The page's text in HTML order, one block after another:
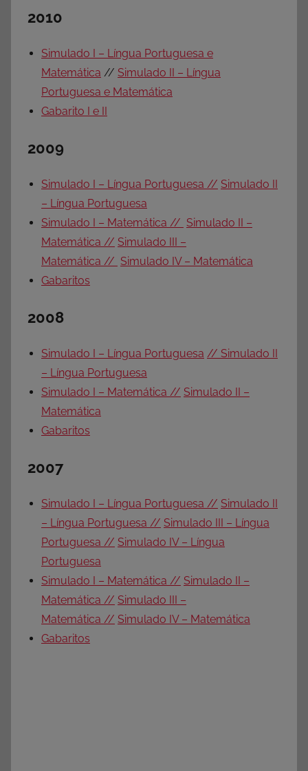
2010
Simulado I – Língua Portuguesa e
Matemática // Simulado II – Língua
Portuguesa e Matemática
Gabarito I e II
2009
Simulado I – Língua Portuguesa // Simulado II
– Língua Portuguesa
Simulado I – Matemática // Simulado II –
Matemática // Simulado III –
Matemática // Simulado IV – Matemática
Gabaritos
2008
Simulado I – Língua Portuguesa // Simulado II
– Língua Portuguesa
Simulado I – Matemática // Simulado II –
Matemática
Gabaritos
2007
Simulado I – Língua Portuguesa // Simulado II
– Língua Portuguesa // Simulado III – Língua
Portuguesa // Simulado IV – Língua
Portuguesa
Simulado I – Matemática // Simulado II –
Matemática // Simulado III –
Matemática // Simulado IV – Matemática
Gabaritos